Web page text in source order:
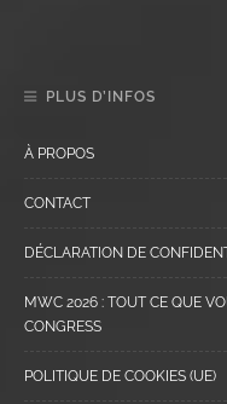
PLUS D’INFOS
À PROPOS
CONTACT
DÉCLARATION DE
MWC 2026 : TOUT CE QUE
CONGRESS
POLITIQUE DE COOKIES (UE)